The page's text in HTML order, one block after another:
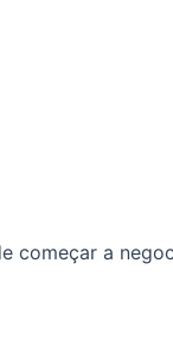
começar a